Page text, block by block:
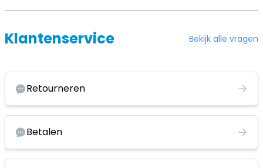
Klantenservice Bekijk alle vragen
Retourneren
Betalen